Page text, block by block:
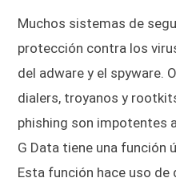
Muchos sistemas de
protección contra los
del adware y el spyware.
dialers, troyanos y
phishing son impotentes
G Data tiene una función
Esta función hace uso